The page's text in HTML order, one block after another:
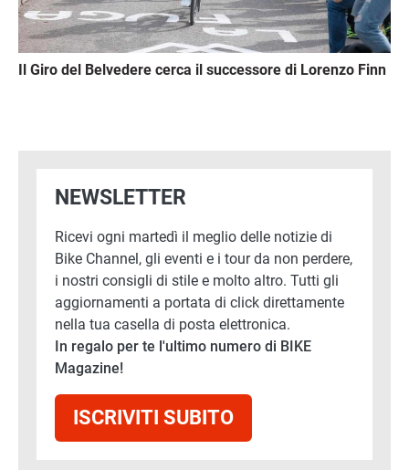
Il Giro del Belvedere cerca il successore di Lorenzo Finn
NEWSLETTER
Ricevi ogni martedì il meglio delle notizie di
Bike Channel, gli eventi e i tour da non perdere,
i nostri consigli di stile e molto altro. Tutti gli
aggiornamenti a portata di click direttamente
nella tua casella di posta elettronica.
In regalo per te l'ultimo numero di BIKE
Magazine!
ISCRIVITI SUBITO